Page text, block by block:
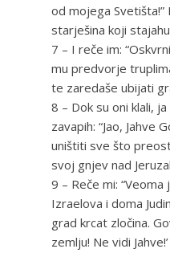
od mojega Svetišta!”
starješina koji
7 – I reče im:
mu predvorje
te zaredaše ubijati
8 – Dok su oni klali,
zavapih: “Jao, Jahve
uništiti sve što
svoj gnjev nad
9 – Reče mi:
Izraelova i doma
grad krcat zločina.
zemlju! Ne vidi Jahve!’